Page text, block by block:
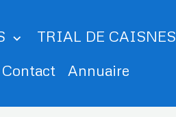
TRIAL DE CAISNES
Contact Annuaire